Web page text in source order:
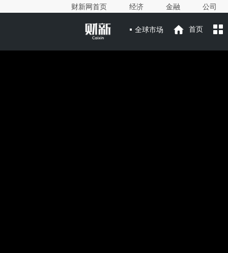
财新网首页 经济 金融 公司
全球市场 首页